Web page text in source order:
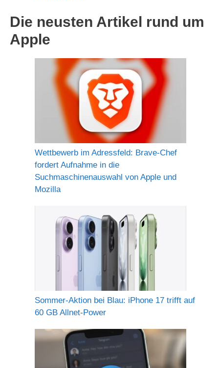
Die neusten Artikel rund um
Apple
Wettbewerb im Adressfeld: Brave-Chef
fordert Aufnahme in die
Suchmaschinenauswahl von Apple und
Mozilla
Sommer-Aktion bei Blau: iPhone 17 trifft auf
60 GB Allnet-Power